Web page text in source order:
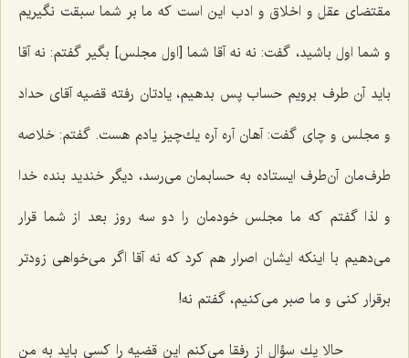
مقتضای عقل و اخلاق و ادب این است كه ما بر شما سبقت نگیریم
و شما اول باشید، گفت: نه نه آقا شما [اول مجلس‌] بگیر گفتم: نه آقا
باید آن طرف برویم حساب پس بدهیم، یادتان رفته قضیه آقای حداد
و مجلس و چای گفت: آهان آره آره یك‌چیز یادم هست. گفتم: خلاصه
طرف‌مان آن‌طرف ایستاده به حسابمان می‌رسد، دیگر خندید بنده خدا
و لذا گفتم كه ما مجلس خودمان را دو سه روز بعد از شما قرار
می‌دهیم با اینكه ایشان اصرار هم كرد كه نه آقا اگر می‌خواهی زودتر
برقرار كنی و ما صبر می‌كنیم، گفتم نه!
حالا یك سؤال از رفقا می‌كنم این قضیه را كسی باید به من